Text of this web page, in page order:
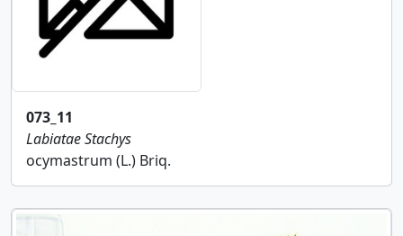
073_11
LabiataeStachys
ocymastrum (L.) Briq.